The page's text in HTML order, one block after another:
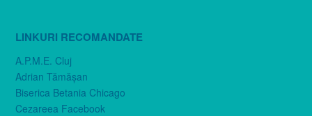
LINKURI RECOMANDATE
A.P.M.E. Cluj
Adrian Tămăşan
Biserica Betania Chicago
Cezareea Facebook